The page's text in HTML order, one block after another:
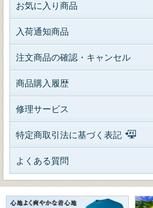
お気に入り商品
入荷通知商品
注文商品の確認・キャンセル
商品購入履歴
修理サービス
特定商取引法に基づく表記
よくある質問